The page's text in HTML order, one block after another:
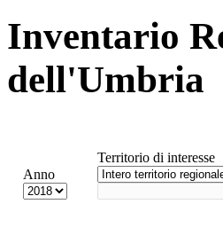
Inventario
dell'Umbria
Anno
Territorio di interesse